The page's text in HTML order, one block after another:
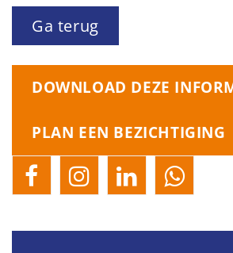
Ga terug
DOWNLOAD DEZE
PLAN EEN BEZICHTIGING